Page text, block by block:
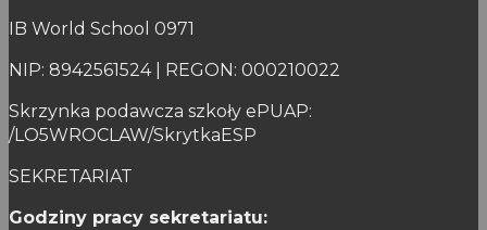
IB World School 0971
NIP: 8942561524 | REGON: 000210022
Skrzynka podawcza szkoły ePUAP:
/LO5WROCLAW/SkrytkaESP
SEKRETARIAT
Godziny pracy sekretariatu: